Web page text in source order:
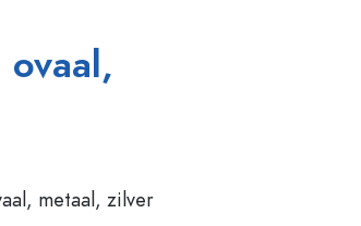
Estal flessen
Sprayflessen